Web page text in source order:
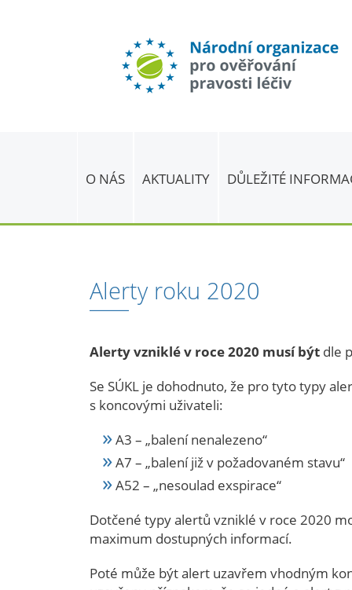
O NÁS AKTUALITY DŮLEŽITÉ
Alerty roku 2020
Alerty vzniklé v roce 2020 musí být dle
Se SÚKL je dohodnuto, že pro tyto typy
s koncovými uživateli:
A3 – „balení nenalezeno“
A7 – „balení již v požadovaném stavu“
A52 – „nesoulad exspirace“
Dotčené typy alertů vzniklé v roce 2020
maximum dostupných informací.
Poté může být alert uzavřem vhodným